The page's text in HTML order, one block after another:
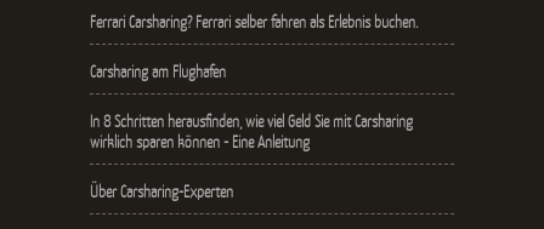
Ferrari Carsharing? Ferrari selber fahren als Erlebnis buchen.
Carsharing am Flughafen
In 8 Schritten herausfinden, wie viel Geld Sie mit Carsharing
wirklich sparen können - Eine Anleitung
Über Carsharing-Experten